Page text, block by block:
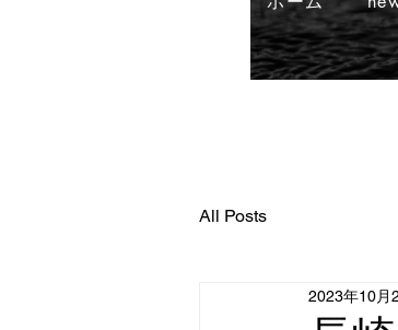
All Posts
2023年10月